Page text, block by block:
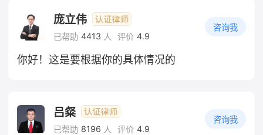
庞立伟
已帮助 4413 人 评价 4.9
咨询我
你好！这是要根据你的具体情况的
吕粲
已帮助 8196 人 评价 4.9
咨询我